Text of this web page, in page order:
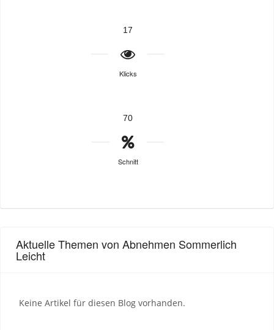
17
Klicks
70
Schnitt
Aktuelle Themen von Abnehmen Sommerlich
Leicht
Keine Artikel für diesen Blog vorhanden.